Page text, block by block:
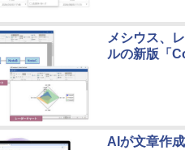
メシウス、
ルの新版「
AIが文章作